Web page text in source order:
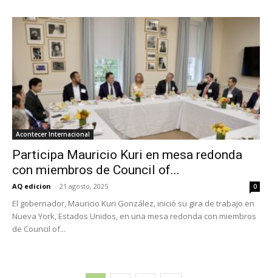
Acontecer Internacional
Participa Mauricio Kuri en mesa redonda
con miembros de Council of...
AQ edicion - 21 agosto, 2025 0
El gobernador, Mauricio Kuri González, inició su gira de trabajo en
Nueva York, Estados Unidos, en una mesa redonda con miembros
de Council of...